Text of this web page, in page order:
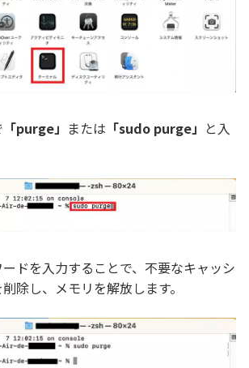
「purge」 または 「sudo purge」 と入
ドを入力することで、不要なキャッシ
除し、メモリを解放します。